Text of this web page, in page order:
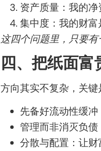
资产质量：我的
集中度：我的财
这四个问题里，只要
四、把纸面
方向其实不复杂，关键
先备好流动性缓
管理而非消灭负
分散与配置：让财